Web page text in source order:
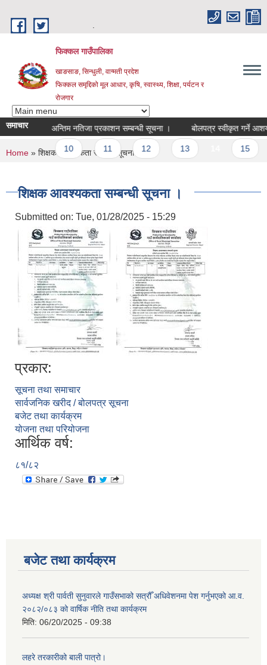
फिक्कल गाउँपालिका
खाङसाङ, सिन्धुली, वाग्मती प्रदेश
फिक्कल समृद्दिको मूल आधार, कृषि, स्वास्थ्य, शिक्षा, पर्यटन र
रोजगार
समाचारअन्तिम नतिजा प्रकाशन सम्बन्धी सूचना । बोलपत्र स्वीकृत गर्ने आशयको
… 10 11 12 14
You are here
Home » शिक्षक आवश्यकता सम्बन्धी सूचना ।
शिक्षक आवश्यकता सम्बन्धी सूचना ।
Submitted on: Tue, 01/28/2025 - 15:29
प्रकार:
सूचना तथा समाचार
सार्वजनिक खरीद / बोलपत्र सूचना
बजेट तथा कार्यक्रम
योजना तथा परियोजना
आर्थिक वर्ष:
८१/८२
बजेट तथा कार्यक्रम
अध्यक्ष श्री पार्वती सुनुवारले गाउँसभाको सत्रौँ अधिवेशनमा पेश गर्नुभएको आ.व.
२०८२/०८३ को वार्षिक नीति तथा कार्यक्रम
मिति: 06/20/2025 - 09:38
लहरे तरकारीको बाली पात्रो।